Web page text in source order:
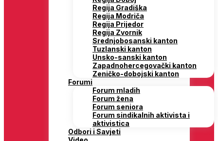
Regija Gradiška
Regija Modriča
Regija Prijedor
Regija Zvornik
Srednjobosanski kanton
Tuzlanski kanton
Unsko-sanski kanton
Zapadnohercegovački kanton
Zeničko-dobojski kanton
Forumi
Forum mladih
Forum žena
Forum seniora
Forum sindikalnih aktivista i
aktivistica
Odbori i Savjeti